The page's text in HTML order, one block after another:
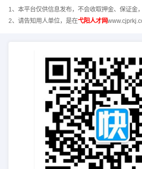
1、本平台仅供信息发布，不会收取押金、保证金
2、请告知用人单位，是在弋阳人才网